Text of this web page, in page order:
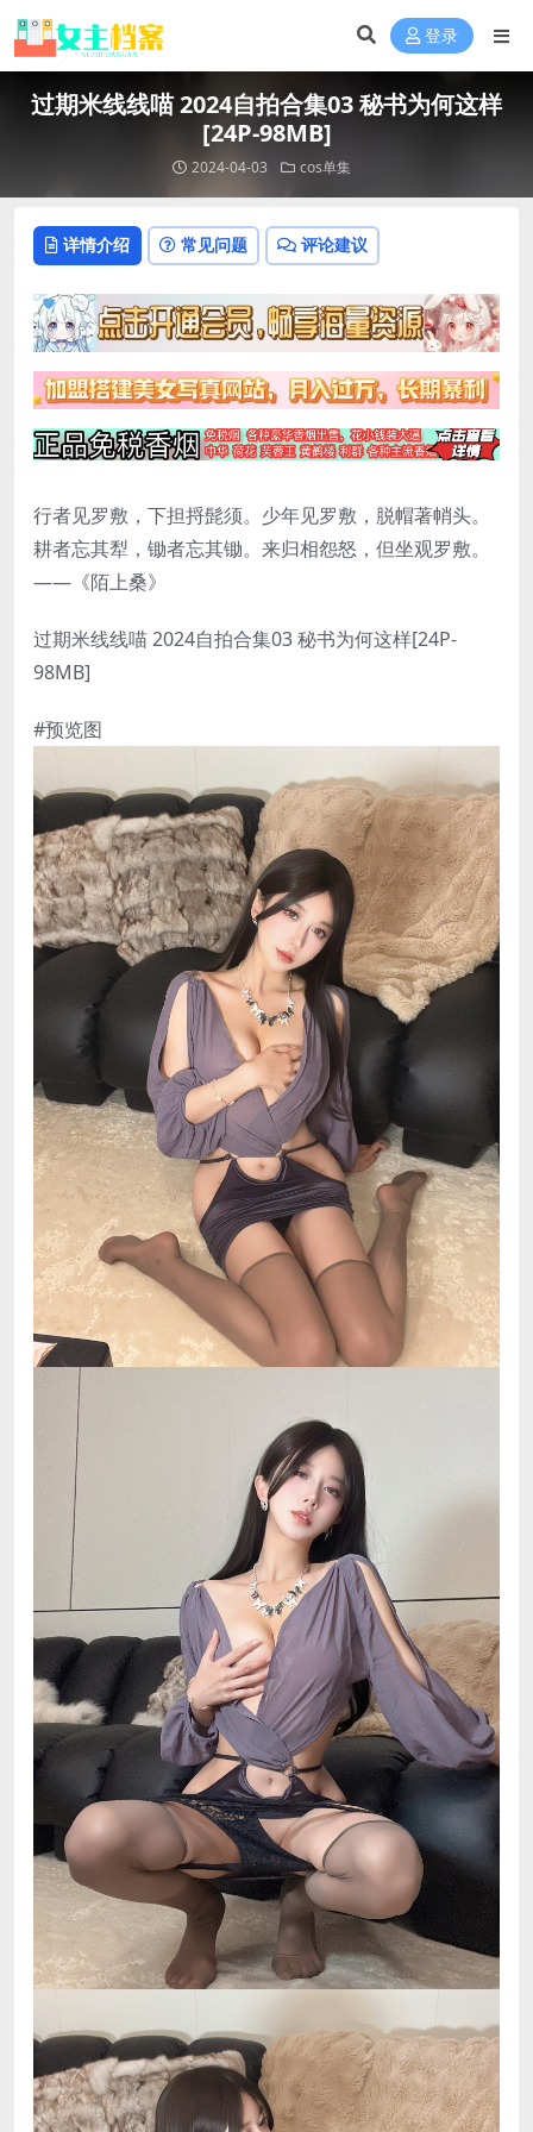
登录
过期米线线喵 2024自拍合集03 秘书为何这样
[24P-98MB]
2024-04-03 cos单集
详情介绍 常见问题 评论建议
行者见罗敷，下担捋髭须。少年见罗敷，脱帽著帩头。
耕者忘其犁，锄者忘其锄。来归相怨怒，但坐观罗敷。
——《陌上桑》
过期米线线喵 2024自拍合集03 秘书为何这样[24P-
98MB]
#预览图